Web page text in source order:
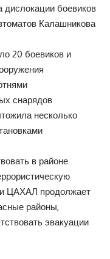
боевиков
Калашникова
20 боевиков и
снарядов
несколько
в районе
ЦАХАЛ продолжает
районы,
эвакуации